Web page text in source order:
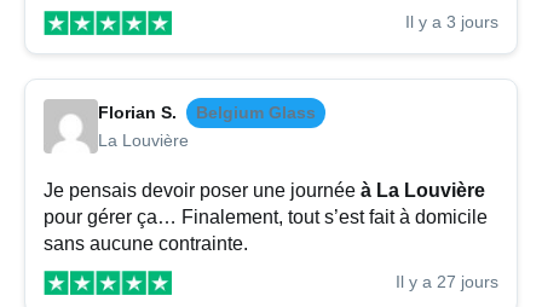
Il y a 3 jours
Florian S.
Belgium Glass
La Louvière
Je pensais devoir poser une journée à La Louvière
pour gérer ça… Finalement, tout s’est fait à domicile
sans aucune contrainte.
Il y a 27 jours